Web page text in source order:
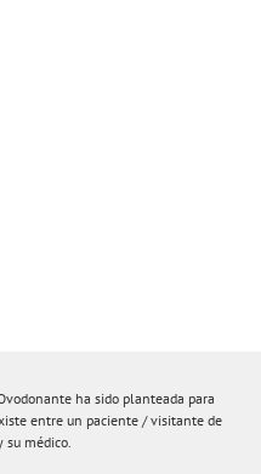
ha sido planteada para
entre un paciente / visitante de
su médico.